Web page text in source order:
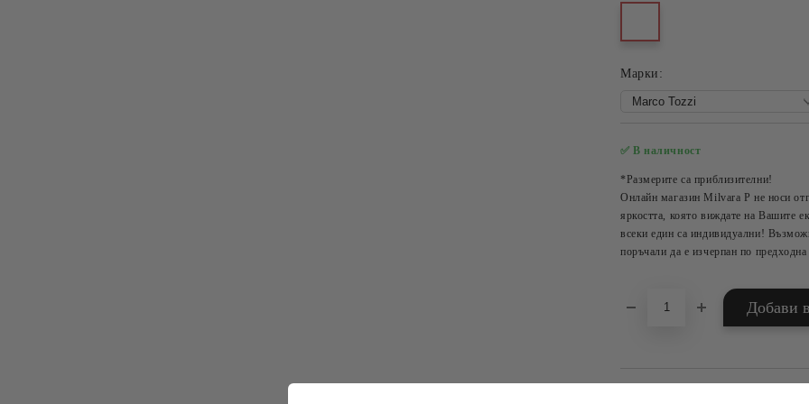
Mарки:
✅ В наличност
*Размерите са приблизителни!
Онлайн магазин Milvara P не носи
яркостта, която виждате на Вашите
всеки един са индивидуални!
поръчали да е изчерпан по
БЪРЗА ПОРЪЧКА